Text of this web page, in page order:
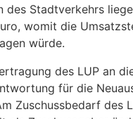
des Stadtverkehrs
womit die
würde.
des LUP an
für die
Zuschussbedarf des